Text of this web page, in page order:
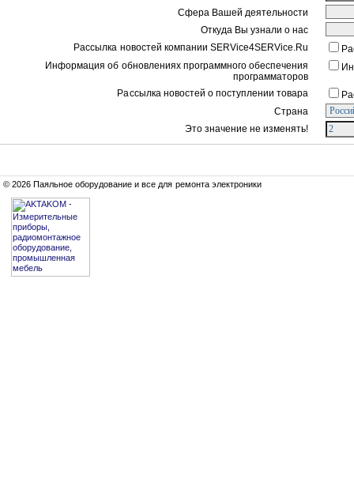
Сфера Вашей деятельности
Откуда Вы узнали о нас
Рассылка новостей компании SERVice4SERVice.Ru
Информация об обновлениях программного обеспечения
программаторов
Рассылка новостей о поступлении товара
Страна
Это значение не изменять!
© 2026 Паяльное оборудование и все для ремонта электроники